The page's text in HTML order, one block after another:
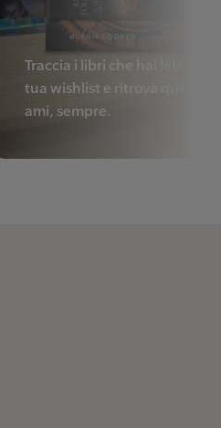
Traccia i libri che hai letto,
tua wishlist e ritrova quello
ami, sempre.